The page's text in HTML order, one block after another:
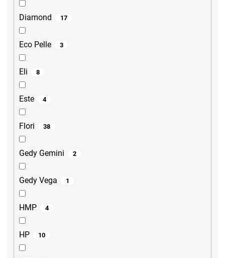
Diamond 17
Eco Pelle 3
Eli 8
Este 4
Flori 38
Gedy Gemini 2
Gedy Vega 1
HMP 4
HP 10